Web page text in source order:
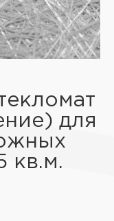
для
кв.м.